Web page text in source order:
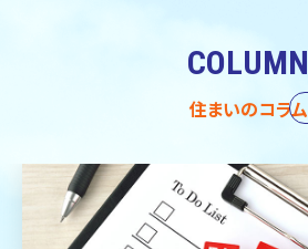
COLUMN
住まいのコラム